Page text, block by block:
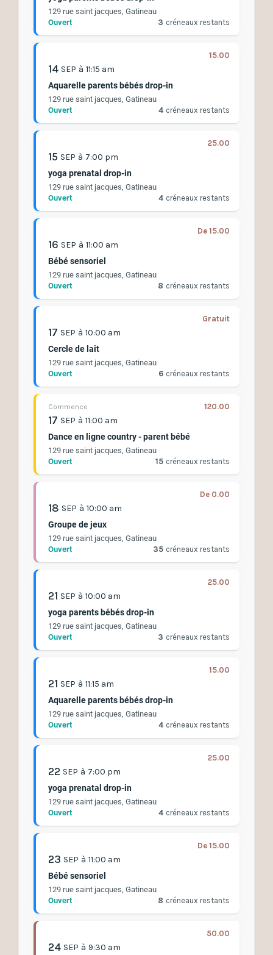
129 rue saint jacques, Gatineau
Ouvert
3 créneaux restants
15.00
14 SEP à 11:15 am
Aquarelle parents bébés drop-in
129 rue saint jacques, Gatineau
Ouvert
4 créneaux restants
25.00
15 SEP à 7:00 pm
yoga prenatal drop-in
129 rue saint jacques, Gatineau
Ouvert
4 créneaux restants
De 15.00
16 SEP à 11:00 am
Bébé sensoriel
129 rue saint jacques, Gatineau
Ouvert
8 créneaux restants
Gratuit
17 SEP à 10:00 am
Cercle de lait
129 rue saint jacques, Gatineau
Ouvert
6 créneaux restants
Commence 120.00
17 SEP à 11:00 am
Dance en ligne country - parent bébé
129 rue saint jacques, Gatineau
Ouvert
15 créneaux restants
De 0.00
18 SEP à 10:00 am
Groupe de jeux
129 rue saint jacques, Gatineau
Ouvert
35 créneaux restants
25.00
21 SEP à 10:00 am
yoga parents bébés drop-in
129 rue saint jacques, Gatineau
Ouvert
3 créneaux restants
15.00
21 SEP à 11:15 am
Aquarelle parents bébés drop-in
129 rue saint jacques, Gatineau
Ouvert
4 créneaux restants
25.00
22 SEP à 7:00 pm
yoga prenatal drop-in
129 rue saint jacques, Gatineau
Ouvert
4 créneaux restants
De 15.00
23 SEP à 11:00 am
Bébé sensoriel
129 rue saint jacques, Gatineau
Ouvert
8 créneaux restants
50.00
24 SEP à 9:30 am